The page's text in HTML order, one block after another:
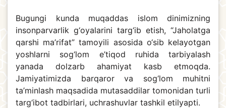
Bugungi kunda muqaddas islom dinimizning
insonparvarlik g‘oyalarini targ‘ib etish, “Jaholatga
qarshi ma’rifat” tamoyili asosida o‘sib kelayotgan
yoshlarni sog‘lom e’tiqod ruhida tarbiyalash
yanada dolzarb ahamiyat kasb etmoqda.
Jamiyatimizda barqaror va sog‘lom muhitni
ta’minlash maqsadida mutasaddilar tomonidan turli
targ‘ibot tadbirlari, uchrashuvlar tashkil etilyapti.